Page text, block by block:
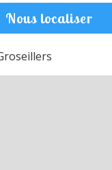
Nous localiser